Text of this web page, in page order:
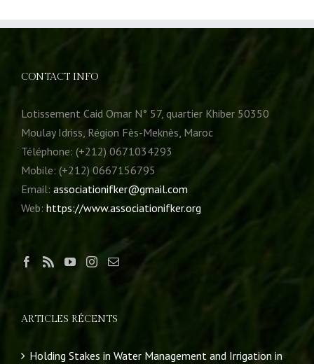
CONTACT INFO
Lotissement Caid Omar N° 57, quartier Khiber 50350
Moulay Idriss, Région Fès-Meknès, Maroc
Téléphone: (+212) 0671034293
Mobile: (+212) 0667156795
Email: associationifker@gmail.com
Web: https://www.associationifker.org
ARTICLES RÉCENTS
Holding Stakes in Water Management and Irrigation in